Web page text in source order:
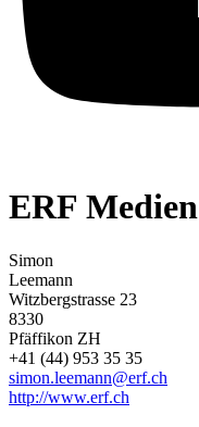
ERF Medien
Simon
Leemann
Witzbergstrasse 23
8330
Pfäffikon ZH
+41 (44) 953 35 35
simon.leemann@erf.ch
http://www.erf.ch